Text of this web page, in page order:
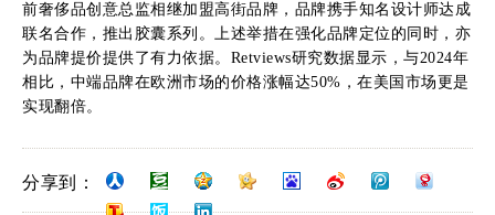
前奢侈品创意总监相继加盟高街品牌，品牌携手知名设计师达成
联名合作，推出胶囊系列。上述举措在强化品牌定位的同时，亦
为品牌提价提供了有力依据。Retviews研究数据显示，与2024年
相比，中端品牌在欧洲市场的价格涨幅达50%，在美国市场更是
实现翻倍。
分享到：